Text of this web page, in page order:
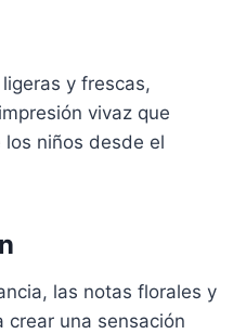
y frescas,
vivaz que
niños desde el
las notas florales y
crear una sensación